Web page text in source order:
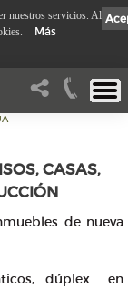
CASAS,
de nueva
dúplex... en
nuestros servicios. Al
Más